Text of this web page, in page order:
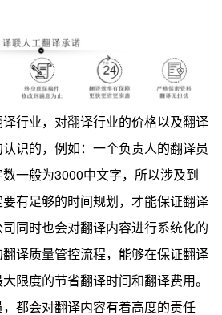
行业，对翻译行业的价格以及翻译
识的，例如：一个负责人的翻译员
一般为3000中文字，所以涉及到
有足够的时间规划，才能保证翻译
同时也会对翻译内容进行系统化的
译质量管控流程，能够在保证翻译
限度的节省翻译时间和翻译费用。
都会对翻译内容有着高度的责任